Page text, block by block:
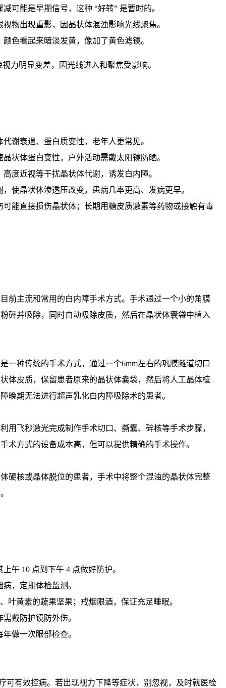
减可能是早期信号，这种 “好转” 是暂时的。
物出现重影，因晶状体混浊影响光线聚焦。
颜色看起来暗淡发黄，像加了黄色滤镜。
力明显变差，因光线进入和聚焦受影响。
谢衰退、蛋白质变性，老年人更常见。
状体蛋白变性，户外活动需戴太阳镜防晒。
高度近视等干扰晶状体代谢，诱发白内障。
使晶状体渗透压改变，患病几率更高、发病更早。
可能直接损伤晶状体；长期用糖皮质激素等药物或接触有毒
前主流和常用的白内障手术方式。手术通过一个小的角膜
碎并吸除，同时自动吸除皮质，然后在晶状体囊袋中植入
一种传统的手术方式，通过一个6mm左右的巩膜隧道切口
体皮质，保留患者原来的晶状体囊袋，然后将人工晶体植
晚期无法进行超声乳化白内障吸除术的患者。
利用飞秒激光完成制作手术切口、撕囊、碎核等手术步骤，
术方式的设备成本高，但可以提供精确的手术操作。
硬核或晶体脱位的患者，手术中将整个混浊的晶状体完整
午 10 点到下午 4 点做好防护。
，定期体检监测。
叶黄素的蔬果坚果；戒烟限酒，保证充足睡眠。
戴防护镜防外伤。
做一次眼部检查。
可有效控病。若出现视力下降等症状，别忽视，及时就医检